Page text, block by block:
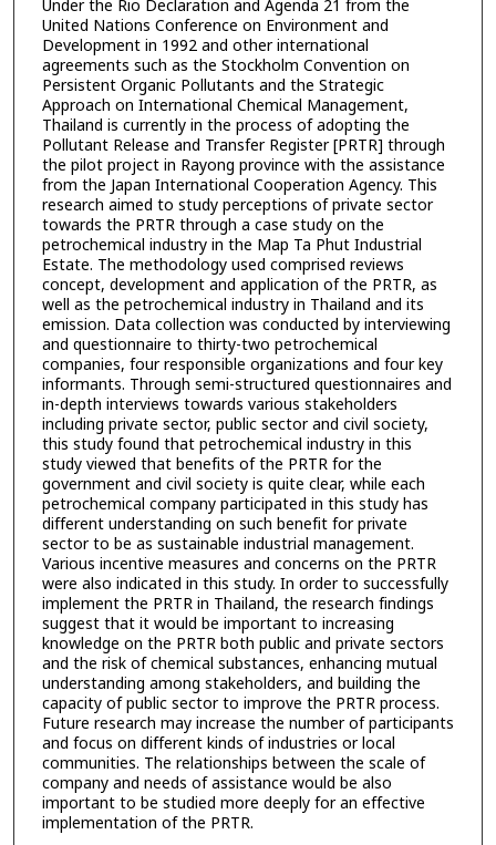
Under the Rio Declaration and Agenda 21 from the
United Nations Conference on Environment and
Development in 1992 and other international
agreements such as the Stockholm Convention on
Persistent Organic Pollutants and the Strategic
Approach on International Chemical Management,
Thailand is currently in the process of adopting the
Pollutant Release and Transfer Register [PRTR] through
the pilot project in Rayong province with the assistance
from the Japan International Cooperation Agency. This
research aimed to study perceptions of private sector
towards the PRTR through a case study on the
petrochemical industry in the Map Ta Phut Industrial
Estate. The methodology used comprised reviews
concept, development and application of the PRTR, as
well as the petrochemical industry in Thailand and its
emission. Data collection was conducted by interviewing
and questionnaire to thirty-two petrochemical
companies, four responsible organizations and four key
informants. Through semi-structured questionnaires and
in-depth interviews towards various stakeholders
including private sector, public sector and civil society,
this study found that petrochemical industry in this
study viewed that benefits of the PRTR for the
government and civil society is quite clear, while each
petrochemical company participated in this study has
different understanding on such benefit for private
sector to be as sustainable industrial management.
Various incentive measures and concerns on the PRTR
were also indicated in this study. In order to successfully
implement the PRTR in Thailand, the research findings
suggest that it would be important to increasing
knowledge on the PRTR both public and private sectors
and the risk of chemical substances, enhancing mutual
understanding among stakeholders, and building the
capacity of public sector to improve the PRTR process.
Future research may increase the number of participants
and focus on different kinds of industries or local
communities. The relationships between the scale of
company and needs of assistance would be also
important to be studied more deeply for an effective
implementation of the PRTR.